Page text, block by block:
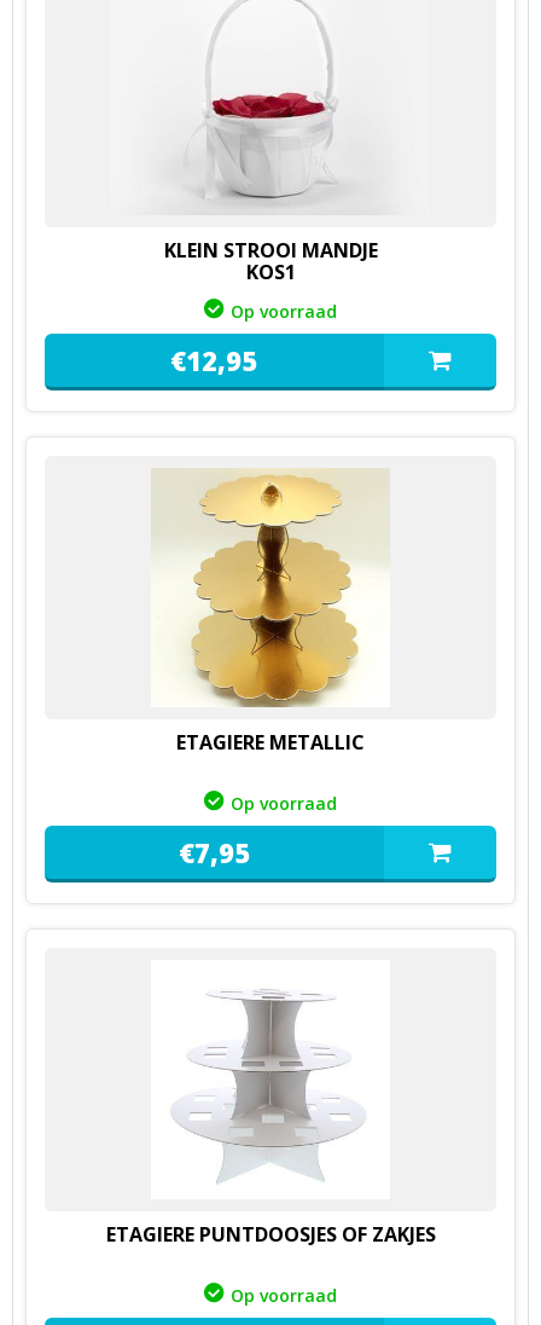
KLEIN STROOI MANDJE
KOS1
Op voorraad
€12,95
ETAGIERE METALLIC
Op voorraad
€7,95
ETAGIERE PUNTDOOSJES OF ZAKJES
Op voorraad